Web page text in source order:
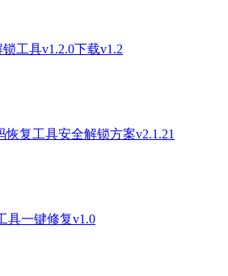
锁工具v1.2.0下载v1.2
恢复工具安全解锁方案v2.1.21
具一键修复v1.0